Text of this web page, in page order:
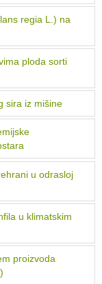
regia L.) na
ploda sorti
sira iz mišine
u odrasloj
u klimatskim
proizvoda